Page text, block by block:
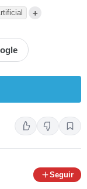
+
Seguir